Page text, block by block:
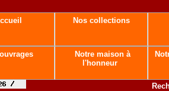
Nos collections
Notre maison à
l'honneur